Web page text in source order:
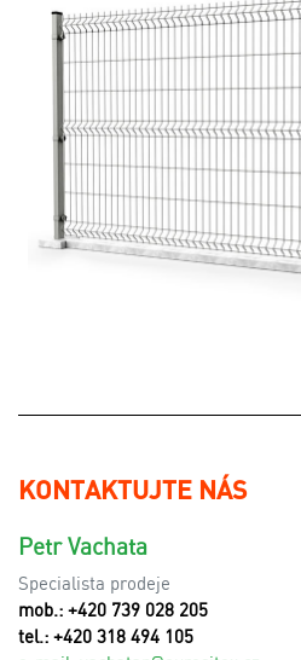
KONTAKTUJTE NÁS
Petr Vachata
Specialista prodeje
mob.: +420 739 028 205
tel.: +420 318 494 105